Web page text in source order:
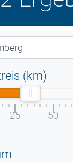
(km)
25 50